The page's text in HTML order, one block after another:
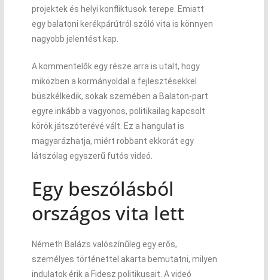
projektek és helyi konfliktusok terepe. Emiatt
egy balatoni kerékpárútról szóló vita is könnyen
nagyobb jelentést kap.
A kommentelők egy része arra is utalt, hogy
miközben a kormányoldal a fejlesztésekkel
büszkélkedik, sokak szemében a Balaton-part
egyre inkább a vagyonos, politikailag kapcsolt
körök játszóterévé vált. Ez a hangulat is
magyarázhatja, miért robbant ekkorát egy
látszólag egyszerű futós videó.
Egy beszólásból
országos vita lett
Németh Balázs valószínűleg egy erős,
személyes történettel akarta bemutatni, milyen
indulatok érik a Fidesz politikusait. A videó